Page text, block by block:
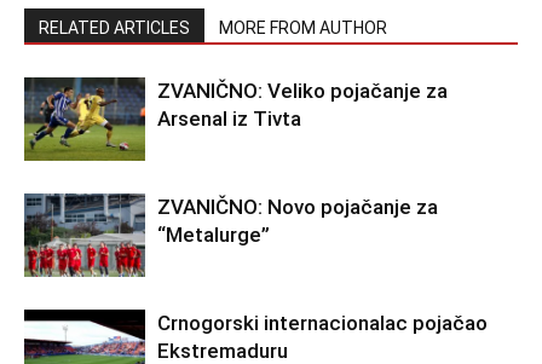
RELATED ARTICLES MORE FROM AUTHOR
ZVANIČNO: Veliko pojačanje za
Arsenal iz Tivta
ZVANIČNO: Novo pojačanje za
“Metalurge”
Crnogorski internacionalac pojačao
Ekstremaduru